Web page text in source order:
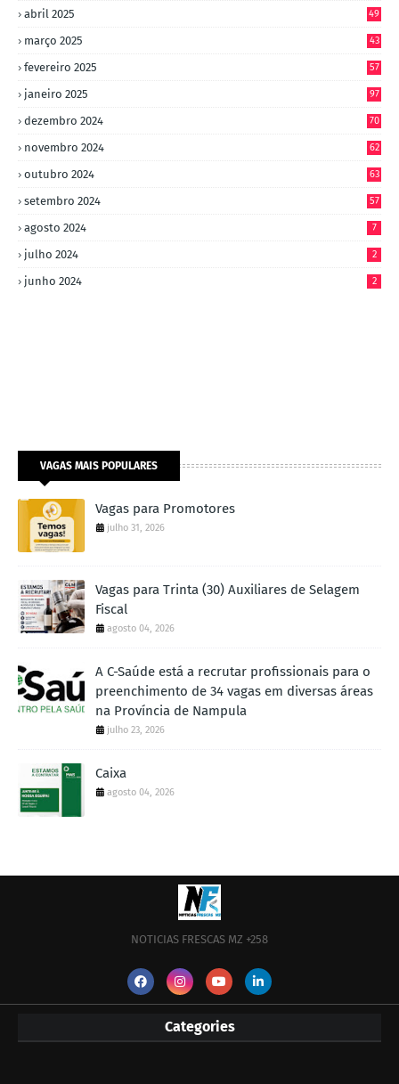
abril 2025 49
março 2025 43
fevereiro 2025 57
janeiro 2025 97
dezembro 2024 70
novembro 2024 62
outubro 2024 63
setembro 2024 57
agosto 2024 7
julho 2024 2
junho 2024 2
VAGAS MAIS POPULARES
Vagas para Promotores
julho 31, 2026
Vagas para Trinta (30) Auxiliares de Selagem
Fiscal
agosto 04, 2026
A C-Saúde está a recrutar profissionais para o
preenchimento de 34 vagas em diversas áreas
na Província de Nampula
julho 23, 2026
Caixa
agosto 04, 2026
NOTICIAS FRESCAS MZ +258
Categories